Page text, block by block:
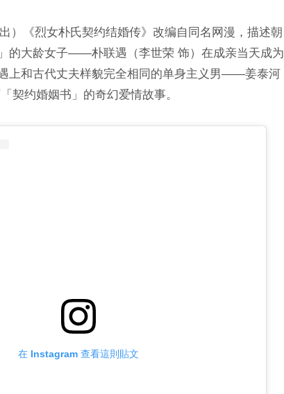
）《烈女朴氏契约结婚传》改编自同名网漫，描述朝
的大龄女子――朴联遇（李世荣 饰）在成亲当天成为
上和古代丈夫样貌完全相同的单身主义男――姜泰河
契约婚姻书」的奇幻爱情故事。
在 Instagram 查看這則貼文